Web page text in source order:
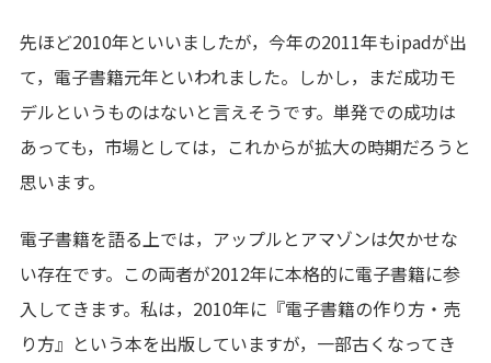
先ほど2010年といいましたが，今年の2011年もipadが出
て，電子書籍元年といわれました。しかし，まだ成功モ
デルというものはないと言えそうです。単発での成功は
あっても，市場としては，これからが拡大の時期だろうと
思います。
電子書籍を語る上では，アップルとアマゾンは欠かせな
い存在です。この両者が2012年に本格的に電子書籍に参
入してきます。私は，2010年に『電子書籍の作り方・売
り方』という本を出版していますが，一部古くなってき